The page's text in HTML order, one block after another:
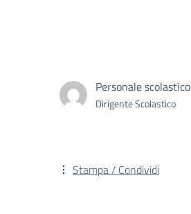
Personale scolastico
Dirigente Scolastico
Stampa / Condividi